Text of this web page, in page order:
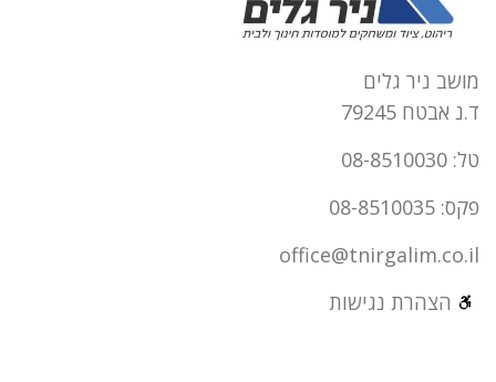
מושב ניר גלים
ד.נ אבטח 79245
טל: 08-8510030
פקס: 08-8510035
office@tnirgalim.co.il
הצהרת נגישות